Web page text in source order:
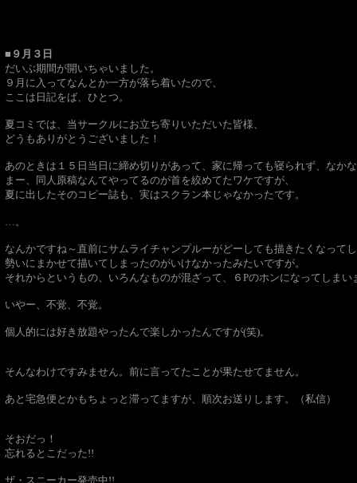
■９月３日
だいぶ期間が開いちゃいました。
９月に入ってなんとか一方が落ち着いたので、
ここは日記をば、ひとつ。
夏コミでは、当サークルにお立ち寄りいただいた皆様、
どうもありがとうございました！
あのときは１５日当日に締め切りがあって、家に帰っても寝られず、なか
まー、同人原稿なんてやってるのが首を絞めてたワケですが、
夏に出したそのコピー誌も、実はスクラン本じゃなかったです。
…。
なんかですね～直前にサムライチャンプルーがどーしても描きたくなって
勢いにまかせて描いてしまったのがいけなかったみたいですが。
それからというもの、いろんなものが混ざって、６Pのホンになってしま
いやー、不覚、不覚。
個人的には好き放題やったんで楽しかったんですが(笑)。
そんなわけですみません。前に言ってたことが果たせてません。
あと宅急便とかもちょっと滞ってますが、順次お送りします。（私信）
そおだっ！
忘れるとこだった!!
ザ・スニーカー発売中!!